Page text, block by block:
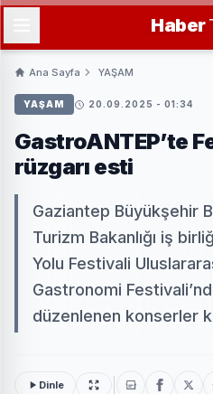
Haber
Ana Sayfa YAŞAM
YAŞAM 20.09.2025 - 01:34
GastroANTEP’te
rüzgarı esti
Gaziantep Büyükşehir
Turizm Bakanlığı iş
Yolu Festivali
Gastronomi
düzenlenen konserler
Dinle